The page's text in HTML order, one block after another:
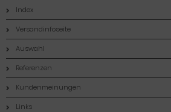
Index
Versandinfoseite
Auswahl
Referenzen
Kundenmeinungen
Links